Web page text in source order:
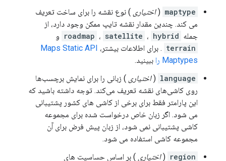
maptype
(اختیاری ) نوع نقشه را برای ساخت تعریف
می کند. چندین مقدار نقشه تایپ ممکن وجود دارد، از
جمله
roadmap ، satellite ، hybrid
و
terrain . برای اطلاعات بیشتر، Maps Static API
Maptypes را
ببینید.
language
(اختیاری ) زبانی را برای نمایش برچسب‌ها
روی کاشی‌های نقشه تعریف می‌کند. توجه داشته باشید که
این پارامتر فقط برای برخی از کاشی های کشور پشتیبانی
می شود. اگر زبان خاص درخواست شده برای مجموعه
کاشی پشتیبانی نمی شود، از زبان پیش فرض برای آن
مجموعه کاشی استفاده می شود.
region
(اختیاری ) بر اساس حساسیت های